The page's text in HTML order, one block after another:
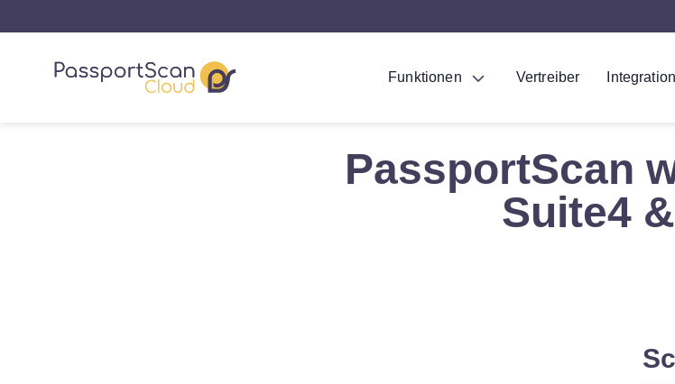
Funktionen Vertreiber
PassportScan
Suite4